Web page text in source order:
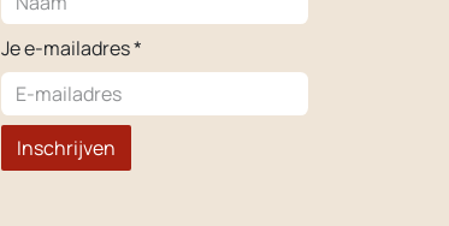
Je e-mailadres *
Inschrijven